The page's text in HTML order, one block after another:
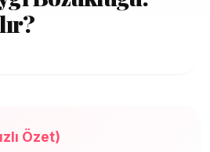
Özet)